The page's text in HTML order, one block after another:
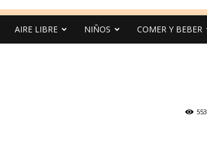
AIRE LIBRE NIÑOS COMER Y BEBER
553